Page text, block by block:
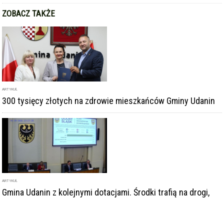
ZOBACZ TAKŻE
ARTYKUŁ
300 tysięcy złotych na zdrowie mieszkańców Gminy Udanin
ARTYKUŁ
Gmina Udanin z kolejnymi dotacjami. Środki trafią na drogi,